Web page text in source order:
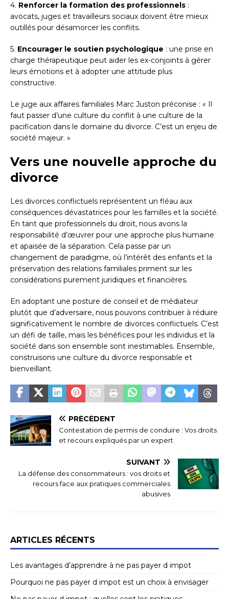
4. Renforcer la formation des professionnels :
avocats, juges et travailleurs sociaux doivent être mieux
outillés pour désamorcer les conflits.
5. Encourager le soutien psychologique : une prise en
charge thérapeutique peut aider les ex-conjoints à gérer
leurs émotions et à adopter une attitude plus
constructive.
Le juge aux affaires familiales Marc Juston préconise : « Il
faut passer d’une culture du conflit à une culture de la
pacification dans le domaine du divorce. C’est un enjeu de
société majeur. »
Vers une nouvelle approche du
divorce
Les divorces conflictuels représentent un fléau aux
conséquences dévastatrices pour les familles et la société.
En tant que professionnels du droit, nous avons la
responsabilité d’œuvrer pour une approche plus humaine
et apaisée de la séparation. Cela passe par un
changement de paradigme, où l’intérêt des enfants et la
préservation des relations familiales priment sur les
considérations purement juridiques et financières.
En adoptant une posture de conseil et de médiateur
plutôt que d’adversaire, nous pouvons contribuer à réduire
significativement le nombre de divorces conflictuels. C’est
un défi de taille, mais les bénéfices pour les individus et la
société dans son ensemble sont inestimables. Ensemble,
construisons une culture du divorce responsable et
bienveillant.
PRÉCÉDENT
Contestation de permis de conduire : Vos droits
et recours expliqués par un expert
SUIVANT
La défense des consommateurs : vos droits et
recours face aux pratiques commerciales
abusives
ARTICLES RÉCENTS
Les avantages d’apprendre à ne pas payer d impot
Pourquoi ne pas payer d impot est un choix à envisager